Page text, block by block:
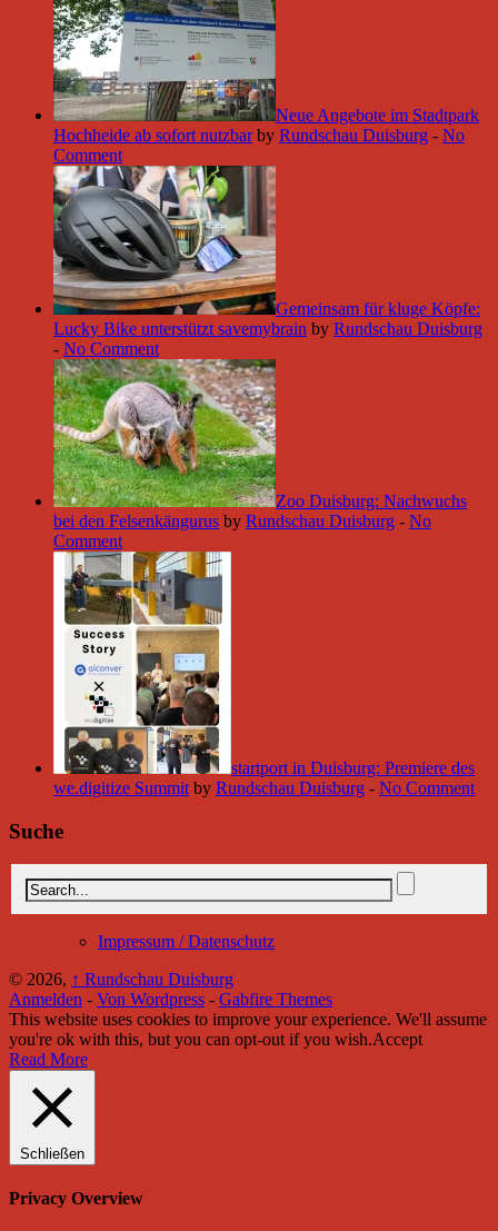
Neue Angebote im Stadtpark
Hochheide ab sofort nutzbar by Rundschau Duisburg - No
Comment
Gemeinsam für kluge Köpfe:
Lucky Bike unterstützt savemybrain by Rundschau Duisburg
- No Comment
Zoo Duisburg: Nachwuchs
bei den Felsenkängurus by Rundschau Duisburg - No
Comment
startport in Duisburg: Premiere des
we.digitize Summit by Rundschau Duisburg - No Comment
Suche
Impressum / Datenschutz
© 2026, ↑ Rundschau Duisburg
Anmelden - Von Wordpress - Gabfire Themes
This website uses cookies to improve your experience. We'll assume
you're ok with this, but you can opt-out if you wish.Accept
Read More
Schließen
Privacy Overview